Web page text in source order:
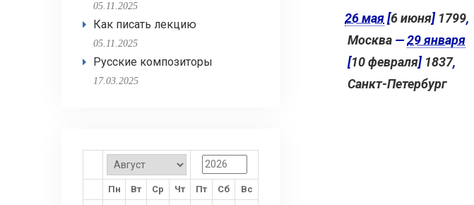
26 мая[6 июня] 1799,
Москва —29 января
[10 февраля] 1837,
Санкт-Петербург
05.11.2025
Как писать лекцию
05.11.2025
Русские композиторы
17.03.2025
Пн Вт Ср Чт Пт Сб
Вс